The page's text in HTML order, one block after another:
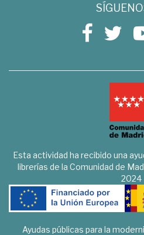
Esta actividad ha recibido una
librerías de la Comunidad de
2024
Ayudas públicas para la